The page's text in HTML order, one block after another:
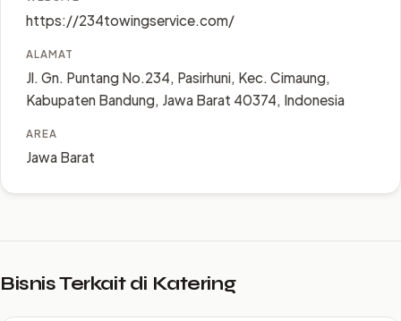
https://234towingservice.com/
ALAMAT
Jl. Gn. Puntang No.234, Pasirhuni, Kec. Cimaung,
Kabupaten Bandung, Jawa Barat 40374, Indonesia
AREA
Jawa Barat
Bisnis Terkait di Katering